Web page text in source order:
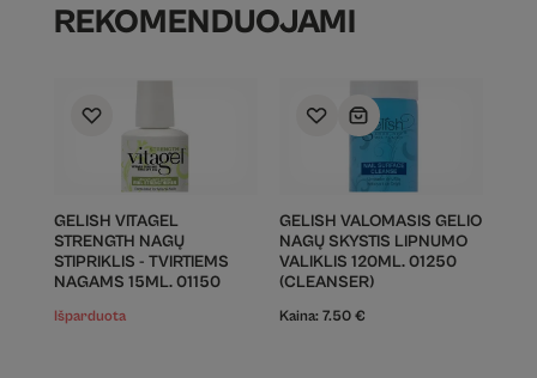
REKOMENDUOJAMI
GELISH VITAGEL
STRENGTH NAGŲ
STIPRIKLIS - TVIRTIEMS
NAGAMS 15ML. 01150
Išparduota
GELISH VALOMASIS GELIO
NAGŲ SKYSTIS LIPNUMO
VALIKLIS 120ML. 01250
(CLEANSER)
Kaina: 7.50 €